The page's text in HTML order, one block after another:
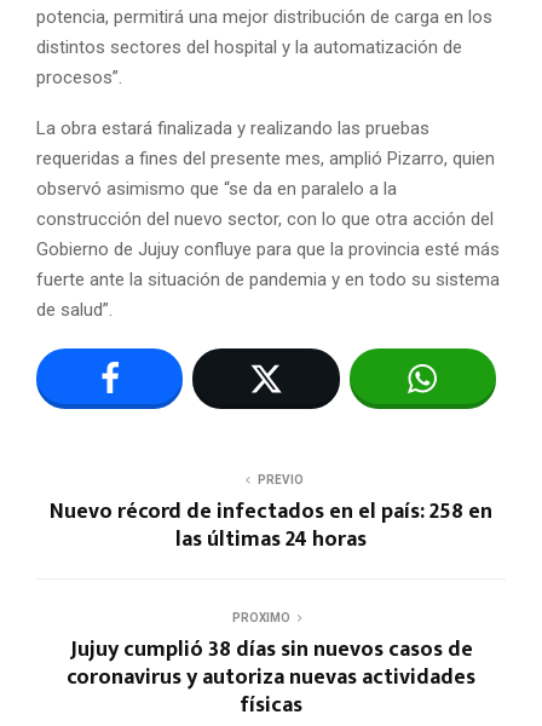
potencia, permitirá una mejor distribución de carga en los
distintos sectores del hospital y la automatización de
procesos”.
La obra estará finalizada y realizando las pruebas
requeridas a fines del presente mes, amplió Pizarro, quien
observó asimismo que “se da en paralelo a la
construcción del nuevo sector, con lo que otra acción del
Gobierno de Jujuy confluye para que la provincia esté más
fuerte ante la situación de pandemia y en todo su sistema
de salud”.
PREVIO
Nuevo récord de infectados en el país: 258 en
las últimas 24 horas
PROXIMO
Jujuy cumplió 38 días sin nuevos casos de
coronavirus y autoriza nuevas actividades
físicas